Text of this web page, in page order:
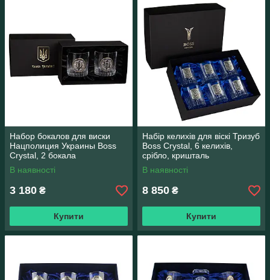
Набор бокалов для виски
Нацполиция Украины Boss
Crystal, 2 бокала
В наявності
3 180 ₴
Купити
Набір келихів для віскі Тризуб
Boss Crystal, 6 келихів,
срібло, кришталь
В наявності
8 850 ₴
Купити